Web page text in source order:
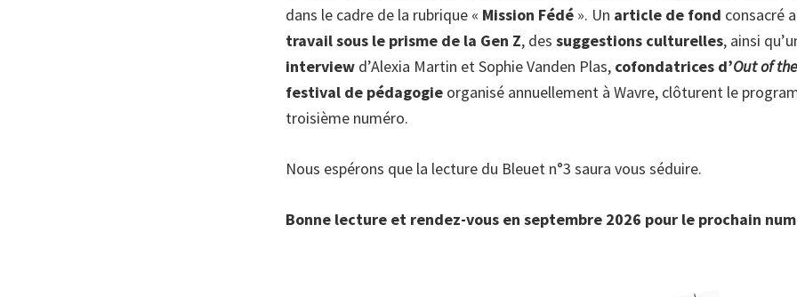
dans le cadre de la rubrique « Mission Fédé ». Un article de fond consacré
travail sous le prisme de la Gen Z, des suggestions culturelles, ainsi
interview d’Alexia Martin et Sophie Vanden Plas, cofondatrices d’Out of
festival de pédagogie organisé annuellement à Wavre, clôturent le
troisième numéro.
Nous espérons que la lecture du Bleuet n°3 saura vous séduire.
Bonne lecture et rendez-vous en septembre 2026 pour le prochain